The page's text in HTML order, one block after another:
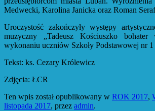
Medwecki, Karolina Janicka oraz Roman
Uroczystość zakończyły występy
muzyczny „Tadeusz Kościuszko
wykonaniu uczniów Szkoły Podstawowej nr
Tekst: ks. Cezary Królewicz
Zdjęcia: ŁCR
Ten wpis został opublikowany w ROK 2017,
listopada 2017, przez admin.